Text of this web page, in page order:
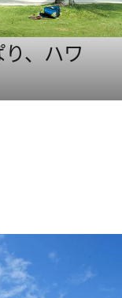
、ハワ